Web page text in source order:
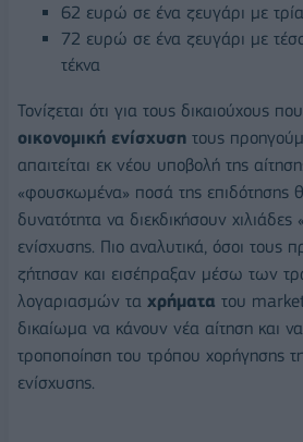
62 ευρώ σε ένα ζευγάρι με
72 ευρώ σε ένα ζευγάρι με
τέκνα
Τονίζεται ότι για τους δικαιούχους
οικονομική ενίσχυση τους
απαιτείται εκ νέου υποβολή της
«φουσκωμένα» ποσά της επιδότησης
δυνατότητα να διεκδικήσουν χιλιάδες
ενίσχυσης. Πιο αναλυτικά, όσοι τους
ζήτησαν και εισέπραξαν μέσω των
λογαριασμών τα χρήματα του
δικαίωμα να κάνουν νέα αίτηση και
τροποποίηση του τρόπου χορήγησης
ενίσχυσης.